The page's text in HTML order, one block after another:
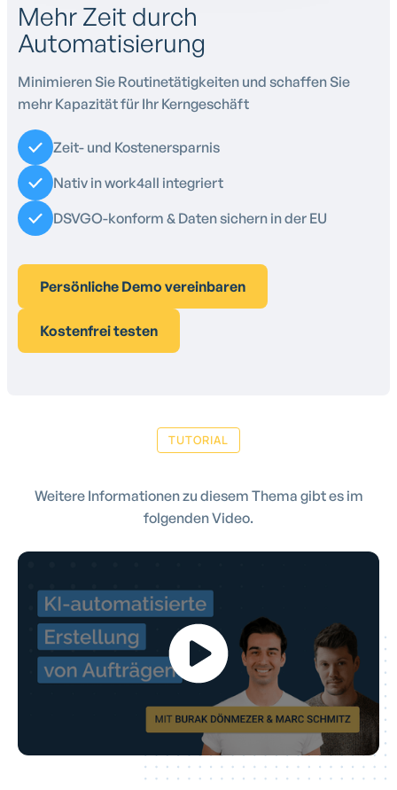
Mehr Zeit durch
Automatisierung
Minimieren Sie Routinetätigkeiten und schaffen Sie
mehr Kapazität für Ihr Kerngeschäft
Zeit- und Kostenersparnis
Nativ in work4all integriert
DSVGO-konform & Daten sichern in der EU
Persönliche Demo vereinbaren
Kostenfrei testen
TUTORIAL
Weitere Informationen zu diesem Thema gibt es im
folgenden Video.